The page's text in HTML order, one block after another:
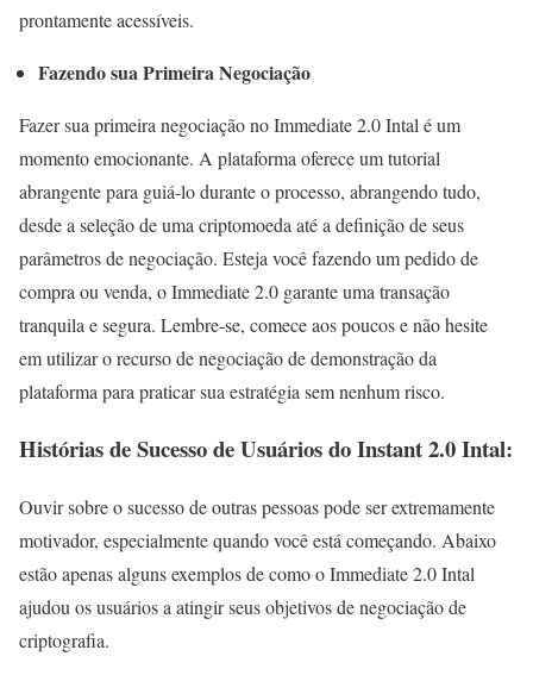
prontamente acessíveis.
Fazendo sua Primeira Negociação
Fazer sua primeira negociação no Immediate 2.0 Intal é um
momento emocionante. A plataforma oferece um tutorial
abrangente para guiá-lo durante o processo, abrangendo tudo,
desde a seleção de uma criptomoeda até a definição de seus
parâmetros de negociação. Esteja você fazendo um pedido de
compra ou venda, o Immediate 2.0 garante uma transação
tranquila e segura. Lembre-se, comece aos poucos e não hesite
em utilizar o recurso de negociação de demonstração da
plataforma para praticar sua estratégia sem nenhum risco.
Histórias de Sucesso de Usuários do Instant 2.0 Intal:
Ouvir sobre o sucesso de outras pessoas pode ser extremamente
motivador, especialmente quando você está começando. Abaixo
estão apenas alguns exemplos de como o Immediate 2.0 Intal
ajudou os usuários a atingir seus objetivos de negociação de
criptografia.